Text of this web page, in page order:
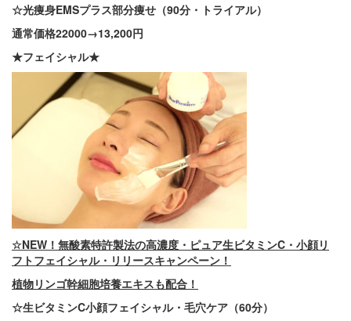
☆光痩身EMSプラス部分痩せ（90分・トライアル）
通常価格22000→13,200円
★フェイシャル★
☆NEW！無酸素特許製法の高濃度・ピュア生ビタミンC・小顔リ
フトフェイシャル・リリースキャンペーン！
植物リンゴ幹細胞培養エキスも配合！
☆生ビタミンC小顔フェイシャル・毛穴ケア（60分）